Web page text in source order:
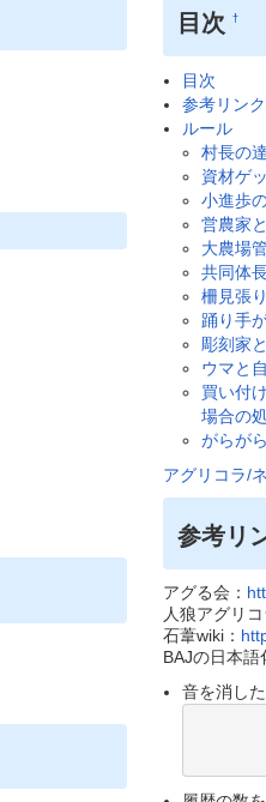
目次†
目次
参考リンク
ルール
村長の
資材ゲ
小進歩
営農家
大農場
共同体
柵見張
踊り手
彫刻家
ウマと
買い付
場合の
がらがら
アグリコラ/
参考リ
アグる会：
人狼アグリコ
石葦wiki：
BAJの日本語
音を消し